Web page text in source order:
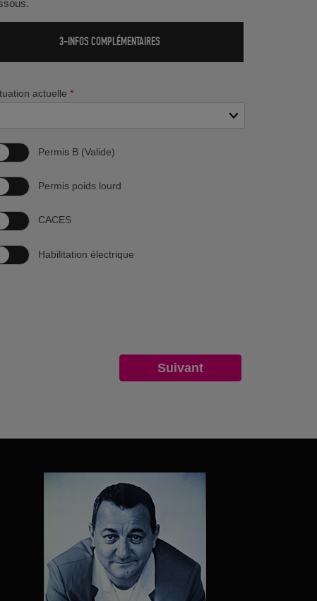
3-INFOS COMPLÉMENTAIRES
actuelle *
Permis B (Valide)
Permis poids lourd
CACES
Habilitation électrique